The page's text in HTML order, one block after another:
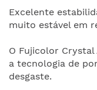
Excelente
muito estável em
O Fujicolor
a tecnologia de
desgaste.